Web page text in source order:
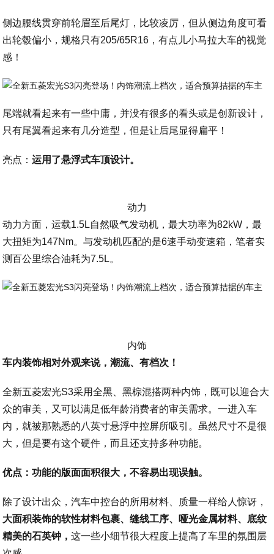
侧边腰线贯穿前轮眉至后尾灯，比较凌厉，但从侧边角度可看
出轮毂偏小，规格只有205/65R16，有点儿小马拉大车的视觉
感！
尾端就看起来有一些中庸，并没有很多的看头或是创新设计，
只有尾翼看起来有几分造型，但是让后尾显得扁平！
亮点：运用了悬浮式车顶设计。
动力
动力方面，运载1.5L自然吸气发动机，最大功率为82kW，最
大扭矩为147Nm。与发动机匹配的是6速手动变速箱，笔者实
测百公里综合油耗为7.5L。
内饰
车内装饰相对外观来说，潮流、有档次！
全新五菱宏光S3采用全黑、黑棕混搭两种内饰，既可以迎合大
众的审美，又可以满足低年龄消费者的审美需求。一进入车
内，就被那熟悉的八英寸悬浮中控屏所吸引。虽然尺寸不是很
大，但是要有这个硬件，而且还支持多种功能。
优点：功能的版面面积很大，不容易出现误触。
除了设计出众，汽车中控台的所用材料、质量一样给人惊讶，
大面积装饰的软性材料包裹、缝线工序、哑光金属材料、底纹
精美的石英钟，这一些小细节很大程度上提高了车里的氛围层